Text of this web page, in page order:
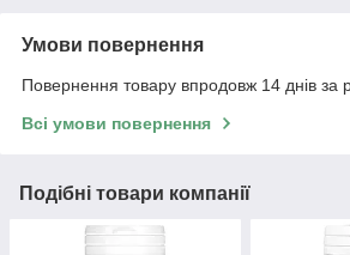
Умови повернення
Повернення товару впродовж 14 днів за
Всі умови повернення
Подібні товари компанії